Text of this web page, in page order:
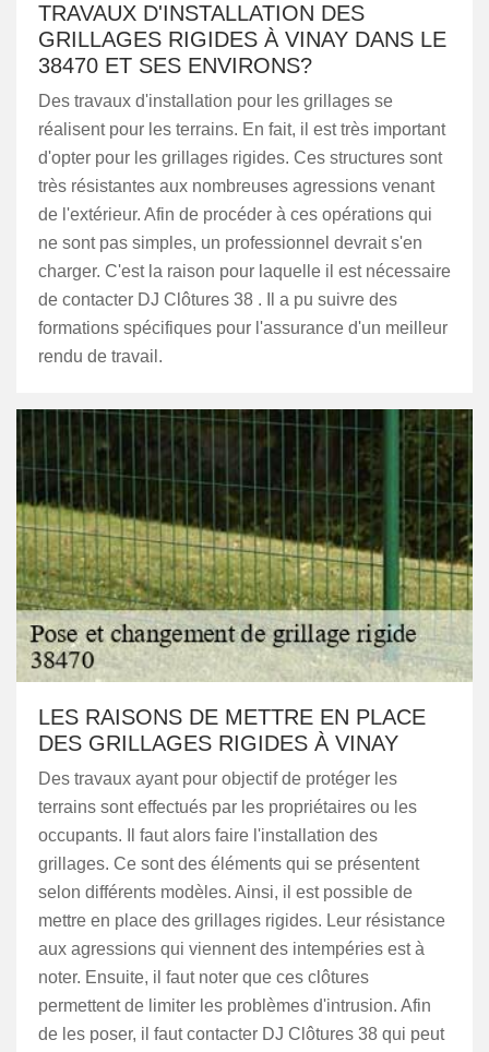
TRAVAUX D'INSTALLATION DES
GRILLAGES RIGIDES À VINAY DANS LE
38470 ET SES ENVIRONS?
Des travaux d'installation pour les grillages se
réalisent pour les terrains. En fait, il est très important
d'opter pour les grillages rigides. Ces structures sont
très résistantes aux nombreuses agressions venant
de l'extérieur. Afin de procéder à ces opérations qui
ne sont pas simples, un professionnel devrait s'en
charger. C'est la raison pour laquelle il est nécessaire
de contacter DJ Clôtures 38 . Il a pu suivre des
formations spécifiques pour l'assurance d'un meilleur
rendu de travail.
LES RAISONS DE METTRE EN PLACE
DES GRILLAGES RIGIDES À VINAY
Des travaux ayant pour objectif de protéger les
terrains sont effectués par les propriétaires ou les
occupants. Il faut alors faire l'installation des
grillages. Ce sont des éléments qui se présentent
selon différents modèles. Ainsi, il est possible de
mettre en place des grillages rigides. Leur résistance
aux agressions qui viennent des intempéries est à
noter. Ensuite, il faut noter que ces clôtures
permettent de limiter les problèmes d'intrusion. Afin
de les poser, il faut contacter DJ Clôtures 38 qui peut